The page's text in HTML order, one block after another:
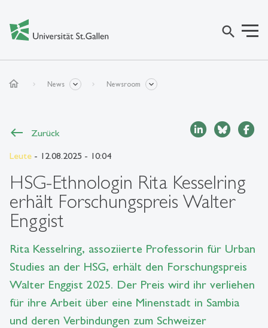
search
home News Newsroom
Zurück
Leute - 12.08.2025 - 10:04
HSG-Ethnologin Rita Kesselring
erhält Forschungspreis Walter
Enggist
Rita Kesselring, assoziierte Professorin für Urban
Studies an der HSG, erhält den Forschungspreis
Walter Enggist 2025. Der Preis wird ihr verliehen
für ihre Arbeit über eine Minenstadt in Sambia
und deren Verbindungen zum Schweizer